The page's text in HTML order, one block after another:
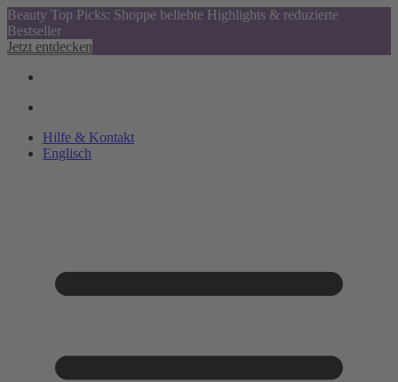
Beauty Top Picks: Shoppe beliebte Highlights & reduzierte
Bestseller
Jetzt entdecken
Hilfe & Kontakt
Englisch